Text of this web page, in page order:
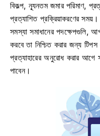
বিকল্প, ন্যূনতম জমার পরিমাণ,
প্রত্যাশিত প্রক্রিয়াকরণের
সমস্যা সমাধানের পদক্ষেপগুলি,
করবে তা নিশ্চিত করার জন্য
প্রত্যাহারের অনুরোধ করার আগে
পাবেন।